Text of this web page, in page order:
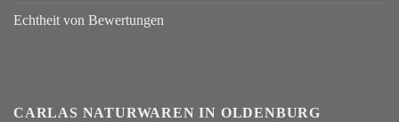
Echtheit von Bewertungen
CARLAS NATURWAREN IN OLDENBURG